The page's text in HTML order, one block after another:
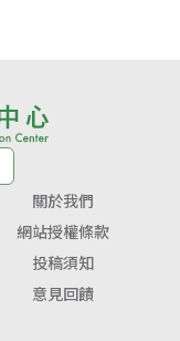
關於我們
網站授權條款
投稿須知
意見回饋